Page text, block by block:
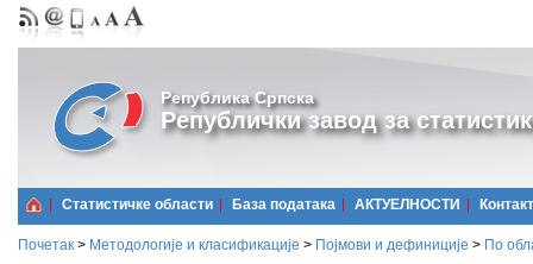
Република Српска
Републички завод за
Статистичке области Базa података АКТУЕЛНОСТИ Контакт
Почетак > Методологије и класификације > Појмови и дефиниције > По